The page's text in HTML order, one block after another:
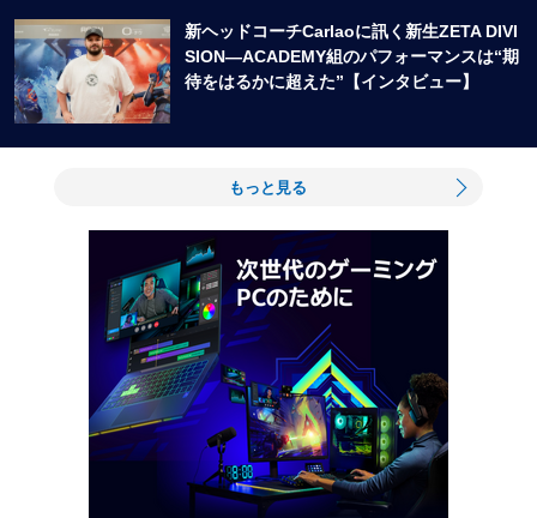
新ヘッドコーチCarlaoに訊く新生ZETA DIVI
SION―ACADEMY組のパフォーマンスは“期
待をはるかに超えた”【インタビュー】
もっと見る